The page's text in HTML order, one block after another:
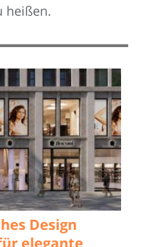
heißen.
Design
elegante